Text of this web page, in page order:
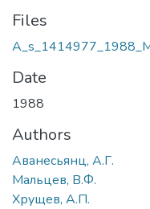
Files
Date
1988
Authors
Аванесьянц, А.Г.
Мальцев, В.Ф.
Хрущев, А.П.